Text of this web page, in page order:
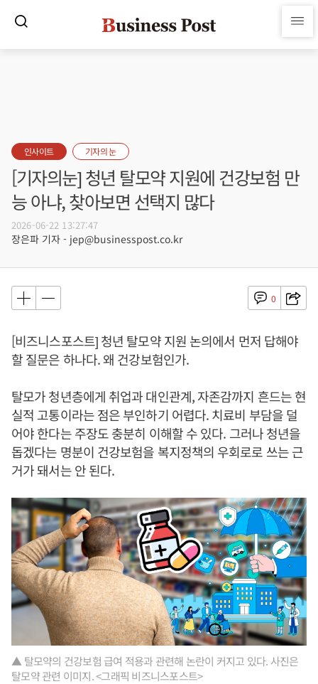
인사이트 기자의 눈
[기자의눈] 청년 탈모약 지원에 건강보험 만
능 아냐, 찾아보면 선택지 많다
2026-06-22 13:27:47
장은파 기자 - jep@businesspost.co.kr
0
[비즈니스포스트] 청년 탈모약 지원 논의에서 먼저 답해야
할 질문은 하나다. 왜 건강보험인가.
탈모가 청년층에게 취업과 대인관계, 자존감까지 흔드는 현
실적 고통이라는 점은 부인하기 어렵다. 치료비 부담을 덜
어야 한다는 주장도 충분히 이해할 수 있다. 그러나 청년을
돕겠다는 명분이 건강보험을 복지정책의 우회로로 쓰는 근
거가 돼서는 안 된다.
▲ 탈모약의 건강보험 급여 적용과 관련해 논란이 커지고 있다. 사진은
탈모약 관련 이미지. <그래픽 비즈니스포스트>